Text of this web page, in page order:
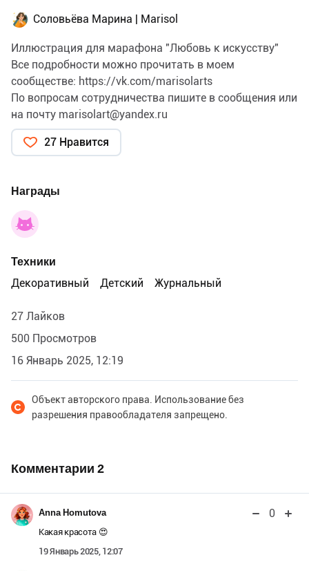
Соловьёва Марина | Marisol
Иллюстрация для марафона "Любовь к искусству"
Все подробности можно прочитать в моем
сообществе: https://vk.com/marisolarts
По вопросам сотрудничества пишите в сообщения или
на почту marisolart@yandex.ru
27 Нравится
Награды
Техники
Декоративный
Детский Журнальный
27 Лайков
500 Просмотров
16 Январь 2025, 12:19
Объект авторского права. Использование без
разрешения правообладателя запрещено.
Комментарии 2
Anna Homutova 0
Какая красота 😍
19 Январь 2025, 12:07